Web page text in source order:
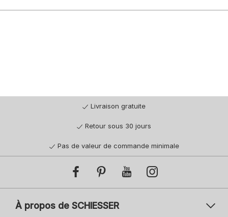
Livraison gratuite
Retour sous 30 jours
Pas de valeur de commande minimale
À propos de SCHIESSER